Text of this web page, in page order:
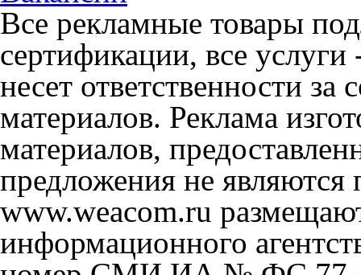
Все рекламные товары
сертификации, все
несет ответственности
материалов. Реклама
материалов,
предложения не
www.weacom.ru
информационного